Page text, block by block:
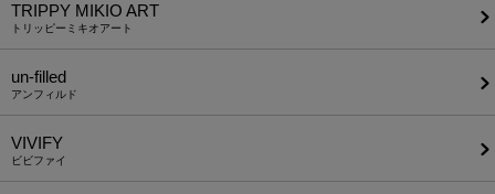
TRIPPY MIKIO ART
トリッピーミキオアート
un-filled
アンフィルド
VIVIFY
ビビファイ